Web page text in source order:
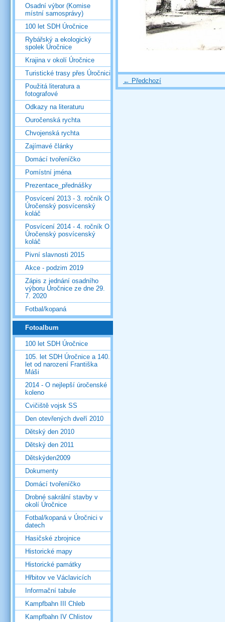
← Předchozí
Osadní výbor (Komise
místní samosprávy)
100 let SDH Úročnice
Rybářský a ekologický
spolek Úročnice
Krajina v okolí Úročnice
Turistické trasy přes Úročnici
Použitá literatura a
fotografové
Odkazy na literaturu
Ouročenská rychta
Chvojenská rychta
Zajímavé články
Domácí tvořeníčko
Pomístní jména
Prezentace_přednášky
Posvícení 2013 - 3. ročník O
Úročenský posvícenský
koláč
Posvícení 2014 - 4. ročník O
Úročenský posvícenský
koláč
Pivní slavnosti 2015
Akce - podzim 2019
Zápis z jednání osadního
výboru Úročnice ze dne 29.
7. 2020
Fotbal/kopaná
Fotoalbum
100 let SDH Úročnice
105. let SDH Úročnice a 140.
let od narození Františka
Máši
2014 - O nejlepší úročenské
koleno
Cvičiště vojsk SS
Den otevřených dveří 2010
Dětský den 2010
Dětský den 2011
Dětskýden2009
Dokumenty
Domácí tvořeníčko
Drobné sakrální stavby v
okolí Úročnice
Fotbal/kopaná v Úročnici v
datech
Hasičské zbrojnice
Historické mapy
Historické památky
Hřbitov ve Václavicích
Informační tabule
Kampfbahn III Chleb
Kampfbahn IV Chlistov